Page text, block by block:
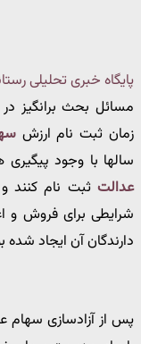
پایگاه خبری تحلیلی
مسائل بحث برانگیز
زمان ثبت نام ارزش
سالها با وجود
عدالت ثبت نام کنند
شرایطی برای فروش و
دارندگان آن ایجاد شده
پس از آزادسازی